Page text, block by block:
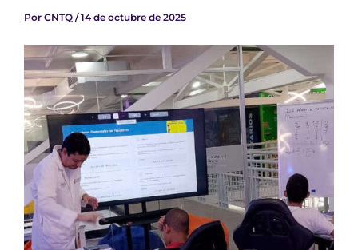
Por CNTQ /14 de octubre de 2025